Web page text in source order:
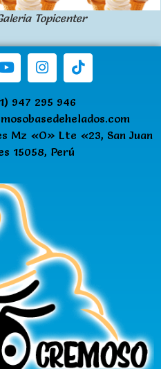
Topicenter
947 295 946
Mz «O» Lte «23, San Juan
15058, Perú